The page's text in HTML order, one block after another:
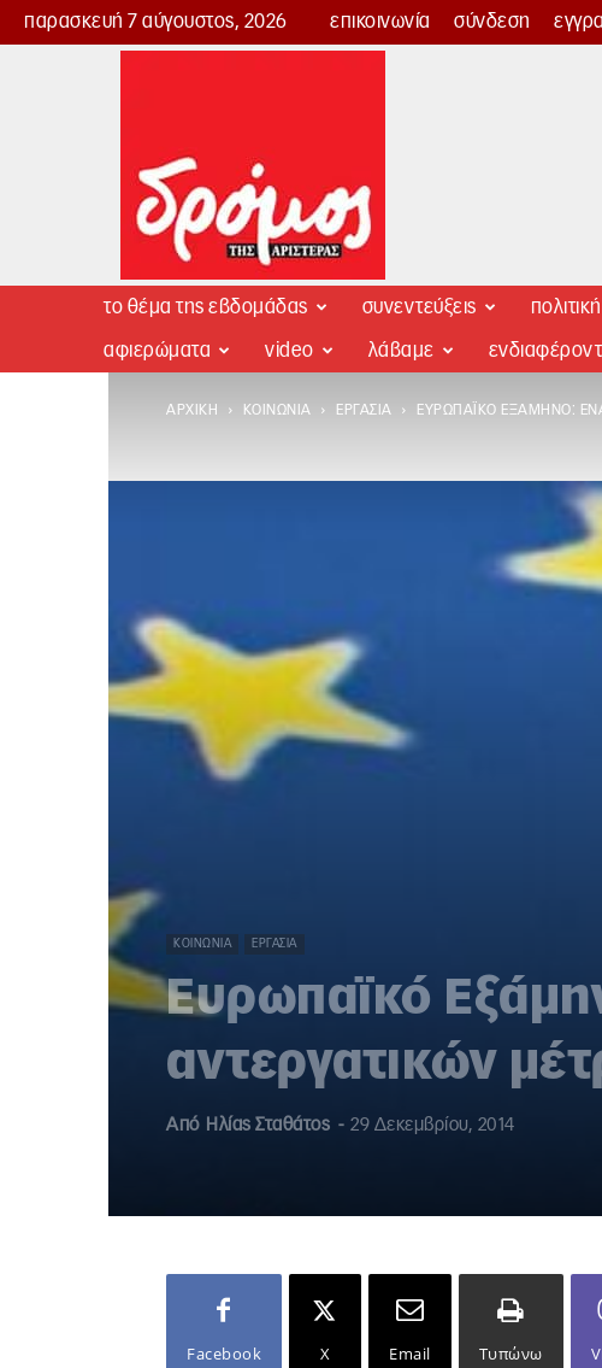
παρασκευή 7 αύγουστος, 2026 επικοινωνία σύνδεση
Δρόμος
το θέμα της εβδομάδας συνεντεύξεις πολιτική
αφιερώματα video λάβαμε
ΑΡΧΙΚΉ ΚΟΙΝΩΝΊΑ ΕΡΓΑΣΊΑ ΕΥΡΩΠΑΪΚΌ ΕΞΆΜΗΝΟ:
ΚΟΙΝΩΝΊΑ ΕΡΓΑΣΊΑ
Ευρωπαϊκό
αντεργατικών
Από Ηλίας Σταθάτος - 29 Δεκεμβρίου, 2014
Facebook X Email Τυπώνω